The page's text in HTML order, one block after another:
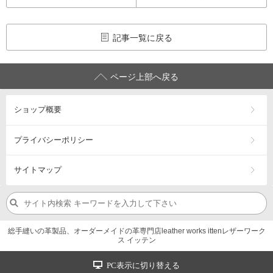
記事一覧に戻る
ページ上部へ戻る
ショップ概要
プライバシーポリシー
サイトマップ
総手縫いの革製品、オーダーメイドの革専門店leather works ittenレザーワーク
ス イッテン
PC表示に切り替える